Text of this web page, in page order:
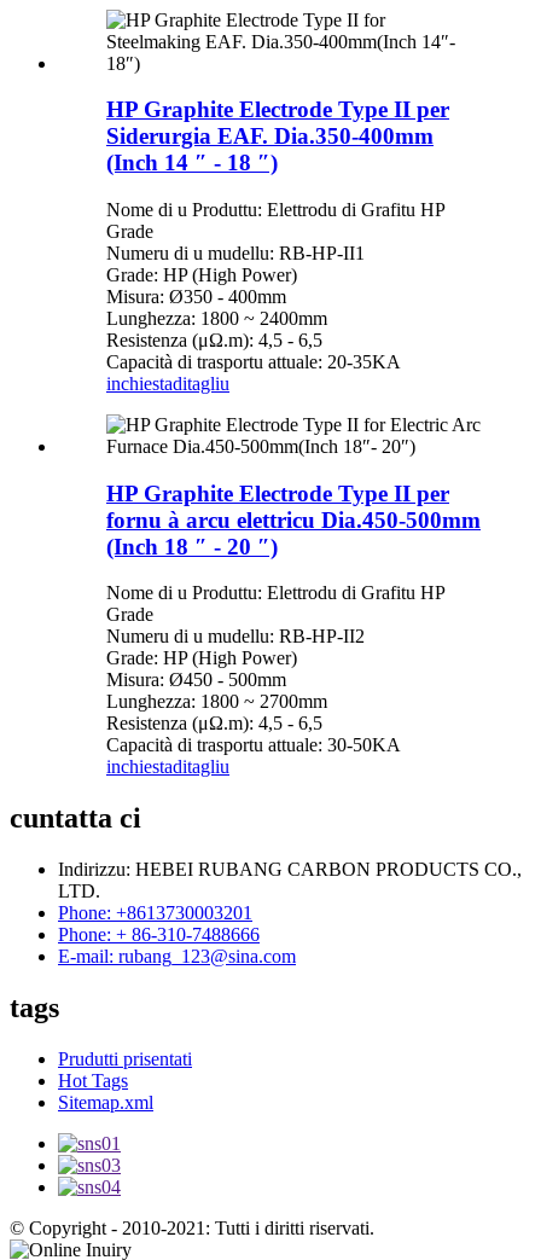
HP Graphite Electrode Type II per
Siderurgia EAF. Dia.350-400mm
(Inch 14 ″ - 18 ″)
Nome di u Produttu: Elettrodu di Grafitu HP
Grade
Numeru di u mudellu: RB-HP-II1
Grade: HP (High Power)
Misura: Ø350 - 400mm
Lunghezza: 1800 ~ 2400mm
Resistenza (μΩ.m): 4,5 - 6,5
Capacità di trasportu attuale: 20-35KA
inchiestaditagliu
HP Graphite Electrode Type II per
fornu à arcu elettricu Dia.450-500mm
(Inch 18 ″ - 20 ″)
Nome di u Produttu: Elettrodu di Grafitu HP
Grade
Numeru di u mudellu: RB-HP-II2
Grade: HP (High Power)
Misura: Ø450 - 500mm
Lunghezza: 1800 ~ 2700mm
Resistenza (μΩ.m): 4,5 - 6,5
Capacità di trasportu attuale: 30-50KA
inchiestaditagliu
cuntatta ci
Indirizzu: HEBEI RUBANG CARBON PRODUCTS CO.,
LTD.
Phone: +8613730003201
Phone: + 86-310-7488666
E-mail: rubang_123@sina.com
tags
Prudutti prisentati
Hot Tags
Sitemap.xml
© Copyright - 2010-2021: Tutti i diritti riservati.